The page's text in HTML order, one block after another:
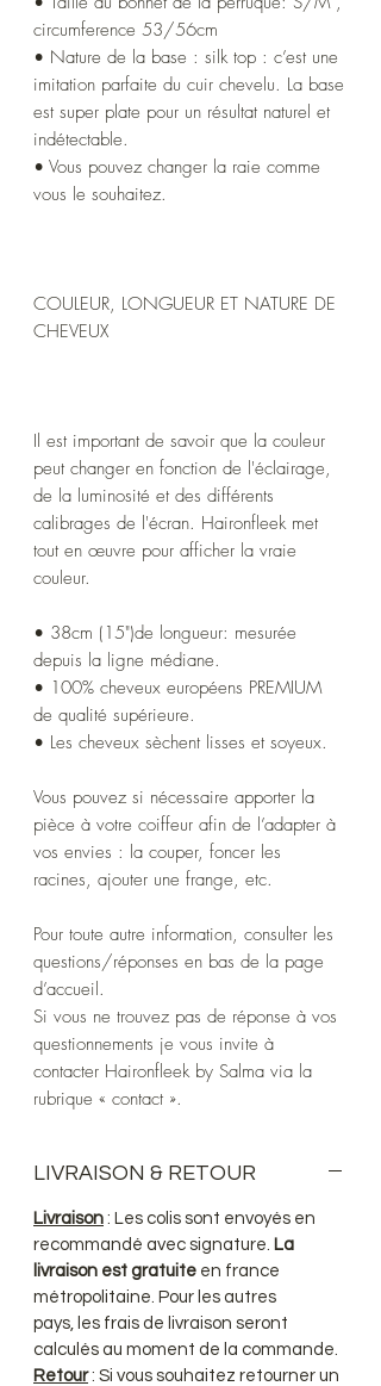
circumference 53/56cm
• Nature de la base : silk top : c’est une
imitation parfaite du cuir chevelu. La base
est super plate pour un résultat naturel et
indétectable.
• Vous pouvez changer la raie comme
vous le souhaitez.
COULEUR, LONGUEUR ET NATURE DE
CHEVEUX
Il est important de savoir que la couleur
peut changer en fonction de l'éclairage,
de la luminosité et des différents
calibrages de l'écran. Haironfleek met
tout en œuvre pour afficher la vraie
couleur.
• 38cm (15")de longueur: mesurée
depuis la ligne médiane.
• 100% cheveux européens PREMIUM
de qualité supérieure.
• Les cheveux sèchent lisses et soyeux.
Vous pouvez si nécessaire apporter la
pièce à votre coiffeur afin de l’adapter à
vos envies : la couper, foncer les
racines, ajouter une frange, etc.
Pour toute autre information, consulter les
questions/réponses en bas de la page
d’accueil.
Si vous ne trouvez pas de réponse à vos
questionnements je vous invite à
contacter Haironfleek by Salma via la
rubrique « contact ».
LIVRAISON & RETOUR
Livraison : Les colis sont envoyés en
recommandé avec signature. La
livraison est gratuite en france
métropolitaine. Pour les autres
pays, les frais de livraison seront
calculés au moment de la commande.
Retour: Si vous souhaitez retourner un